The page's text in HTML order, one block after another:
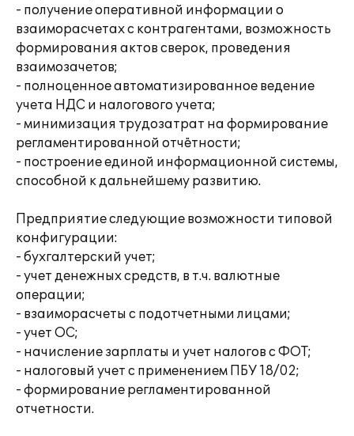
- получение оперативной информации о
взаиморасчетах с контрагентами, возможность
формирования актов сверок, проведения
взаимозачетов;
- полноценное автоматизированное ведение
учета НДС и налогового учета;
- минимизация трудозатрат на формирование
регламентированной отчётности;
- построение единой информационной системы,
способной к дальнейшему развитию.
Предприятие следующие возможности типовой
конфигурации:
- бухгалтерский учет;
- учет денежных средств, в т.ч. валютные
операции;
- взаиморасчеты с подотчетными лицами;
- учет ОС;
- начисление зарплаты и учет налогов с ФОТ;
- налоговый учет с применением ПБУ 18/02;
- формирование регламентированной
отчетности.